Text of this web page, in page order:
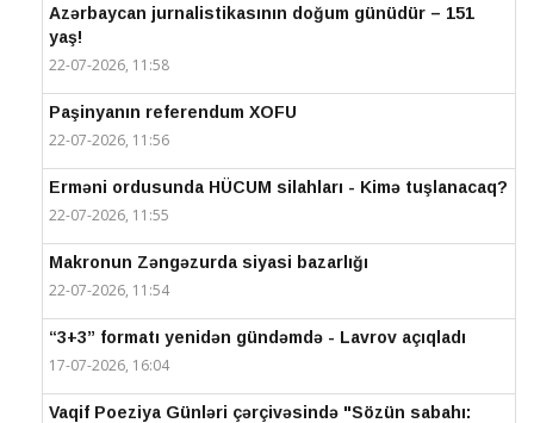
Azərbaycan jurnalistikasının doğum günüdür – 151
yaş!
22-07-2026, 11:58
Paşinyanın referendum XOFU
22-07-2026, 11:56
Erməni ordusunda HÜCUM silahları - Kimə tuşlanacaq?
22-07-2026, 11:55
Makronun Zəngəzurda siyasi bazarlığı
22-07-2026, 11:54
“3+3” formatı yenidən gündəmdə - Lavrov açıqladı
17-07-2026, 16:04
Vaqif Poeziya Günləri çərçivəsində "Sözün sabahı: